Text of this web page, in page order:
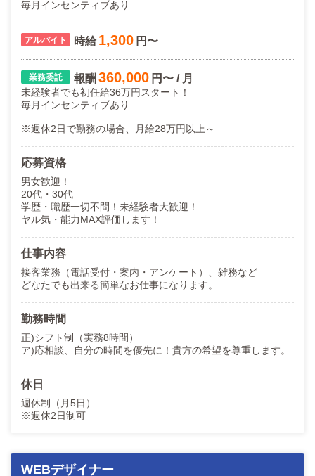
毎月インセンティブあり
時給 1,300 円〜
報酬 360,000 円〜 / 月
未経験者でも初任給36万円スタート！
毎月インセンティブあり
※週休2日で勤務の場合、月給28万円以上～
応募資格
男女歓迎！
20代・30代
学歴・職歴一切不問！未経験者大歓迎！
ヤル気・能力MAX評価します！
仕事内容
接客業務（電話受付・案内・アンケート）、雑務など
どなたでも出来る簡単なお仕事になります。
勤務時間
正)シフト制（実務8時間）
ア)応相談、自分の時間を優先に！貴方の希望を尊重します。
休日
週休制（月5日）
※週休2日制可
WEBデザイナー